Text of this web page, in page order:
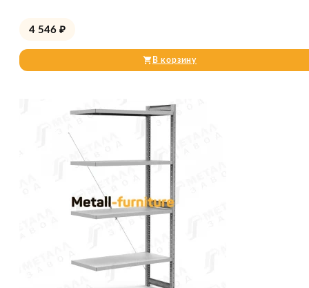
4 546 ₽
В корзину